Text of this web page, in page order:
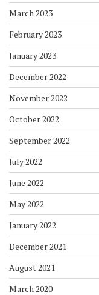
March 2023
February 2023
January 2023
December 2022
November 2022
October 2022
September 2022
July 2022
June 2022
May 2022
January 2022
December 2021
August 2021
March 2020